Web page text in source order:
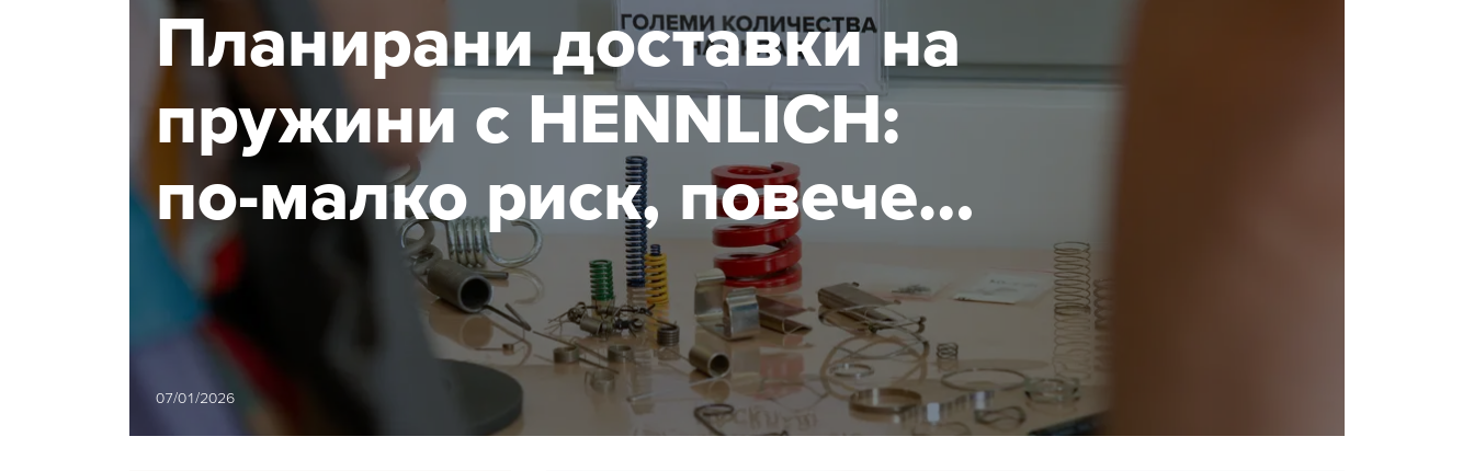
Планирани доставки на
пружини с HENNLICH:
по-малко риск, повече
ефективност
07/01/2026